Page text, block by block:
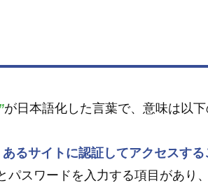
が日本語化した言葉で、意味は以下
るサイトに認証してアクセスする
パスワードを入力する項目があり